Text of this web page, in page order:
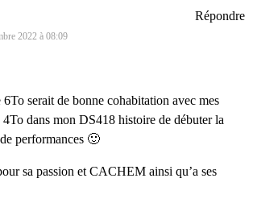
2022 à 08:09
serait de bonne cohabitation avec mes
dans mon DS418 histoire de débuter la
performances 🙂
sa passion et CACHEM ainsi qu’a ses
Répondre